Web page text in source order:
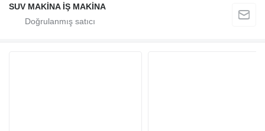
SUV MAKİNA İŞ MAKİNA